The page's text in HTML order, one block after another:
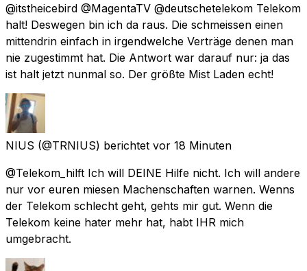
@itstheicebird @MagentaTV @deutschetelekom Telekom
halt! Deswegen bin ich da raus. Die schmeissen einen
mittendrin einfach in irgendwelche Verträge denen man
nie zugestimmt hat. Die Antwort war darauf nur: ja das
ist halt jetzt nunmal so. Der größte Mist Laden echt!
NIUS (@TRNIUS) berichtet vor 18 Minuten
@Telekom_hilft Ich will DEINE Hilfe nicht. Ich will andere
nur vor euren miesen Machenschaften warnen. Wenns
der Telekom schlecht geht, gehts mir gut. Wenn die
Telekom keine hater mehr hat, habt IHR mich
umgebracht.